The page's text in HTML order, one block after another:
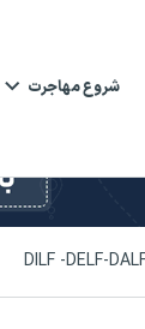
شروع مهاجرت